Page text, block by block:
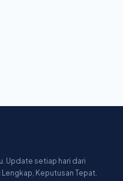
Update setiap hari dari
Keputusan Tepat.